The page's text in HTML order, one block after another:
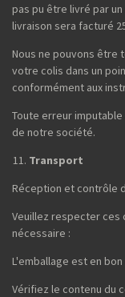
pas pu être livré par
livraison sera facturé
Nous ne pouvons être
votre colis dans un
conformément aux
Toute erreur
de notre société.
Transport
Réception et contrôle
Veuillez respecter
nécessaire :
L'emballage est en
Vérifiez le contenu du